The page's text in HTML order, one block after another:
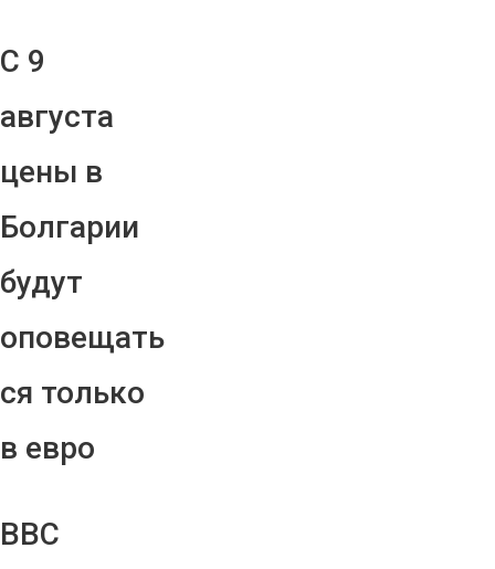
С 9
августа
цены в
Болгарии
будут
оповещать
ся только
в евро
ВВС